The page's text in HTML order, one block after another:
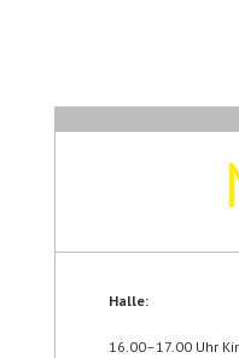
Halle:
16.00–17.00 Uhr